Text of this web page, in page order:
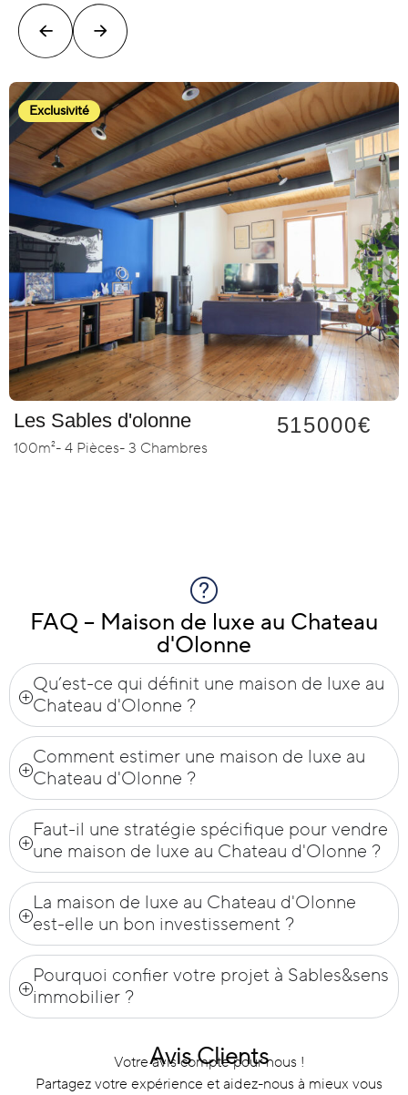
Les Sables d'olonne 515000€
100m²- 4 Pièces- 3 Chambres
Exclusivité
FAQ – Maison de luxe au Chateau
d'Olonne
Qu’est-ce qui définit une maison de luxe au
Chateau d'Olonne ?
Comment estimer une maison de luxe au
Chateau d'Olonne ?
Faut-il une stratégie spécifique pour vendre
une maison de luxe au Chateau d'Olonne ?
La maison de luxe au Chateau d'Olonne
est-elle un bon investissement ?
Pourquoi confier votre projet à Sables&sens
immobilier ?
Avis Clients
Votre avis compte pour nous !
Partagez votre expérience et aidez-nous à mieux vous